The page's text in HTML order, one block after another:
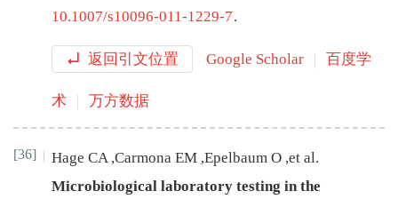
10.1007/s10096-011-1229-7.
返回引文位置 Google Scholar 百度学
术 万方数据
[36] Hage CA ,Carmona EM ,Epelbaum O ,et al.
Microbiological laboratory testing in the